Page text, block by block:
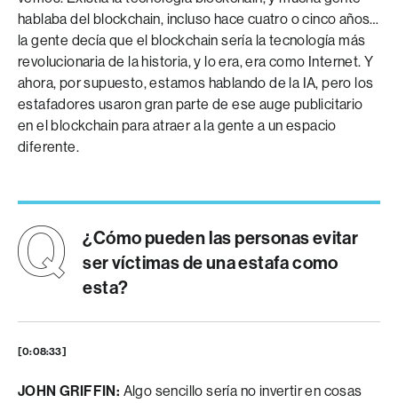
hablaba del blockchain, incluso hace cuatro o cinco años…
la gente decía que el blockchain sería la tecnología más
revolucionaria de la historia, y lo era, era como Internet. Y
ahora, por supuesto, estamos hablando de la IA, pero los
estafadores usaron gran parte de ese auge publicitario
en el blockchain para atraer a la gente a un espacio
diferente.
¿Cómo pueden las personas evitar
ser víctimas de una estafa como
esta?
[0:08:33]
JOHN GRIFFIN: Algo sencillo sería no invertir en cosas